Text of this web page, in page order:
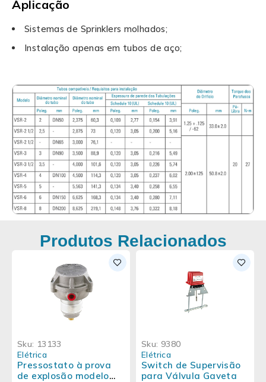
Aplicação
Sistemas de Sprinklers molhados;
Instalação apenas em tubos de aço;
Produtos Relacionados
Sku: 13133
Elétrica
Pressostato à prova
de explosão modelo
Sku: 9380
Elétrica
Switch de Supervisão
para Válvula Gaveta